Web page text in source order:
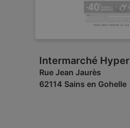
Intermarché Hyper
Rue Jean Jaurès
62114 Sains en Gohelle